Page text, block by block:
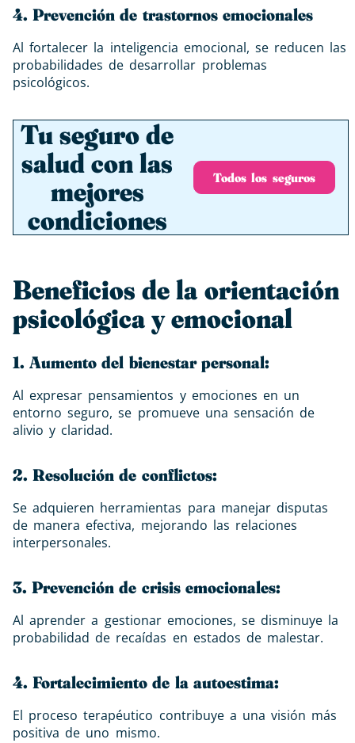
4. Prevención de trastornos emocionales ​
Al fortalecer la inteligencia emocional, se reducen las
probabilidades de desarrollar problemas
psicológicos.
Tu seguro de
salud con las
mejores
condiciones
Todos los seguros
Beneficios de la orientación
psicológica y emocional
1. Aumento del bienestar personal:
Al expresar pensamientos y emociones en un
entorno seguro, se promueve una sensación de
alivio y claridad.
2. Resolución de conflictos:
Se adquieren herramientas para manejar disputas
de manera efectiva, mejorando las relaciones
interpersonales.
3. Prevención de crisis emocionales:
Al aprender a gestionar emociones, se disminuye la
probabilidad de recaídas en estados de malestar.
4. Fortalecimiento de la autoestima:
El proceso terapéutico contribuye a una visión más
positiva de uno mismo.